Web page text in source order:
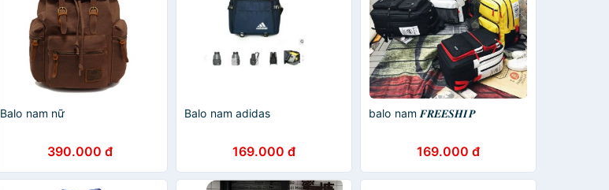
Balo nam nữ
390.000 đ
Balo nam adidas
169.000 đ
balo nam 𝑭𝑹𝑬𝑬𝑺𝑯𝑰𝑷
169.000 đ